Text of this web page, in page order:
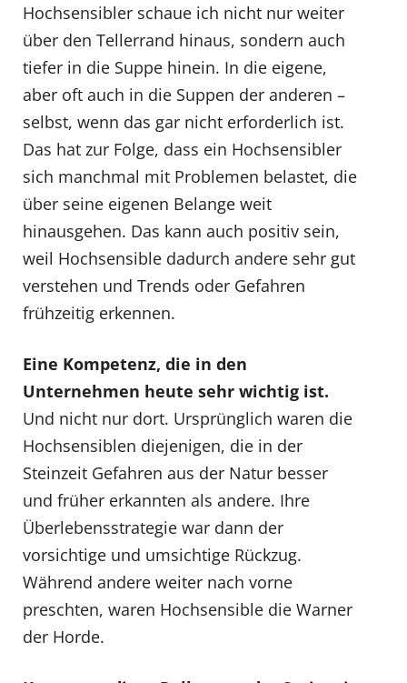
Hochsensibler schaue ich nicht nur weiter
über den Tellerrand hinaus, sondern auch
tiefer in die Suppe hinein. In die eigene,
aber oft auch in die Suppen der anderen –
selbst, wenn das gar nicht erforderlich ist.
Das hat zur Folge, dass ein Hochsensibler
sich manchmal mit Problemen belastet, die
über seine eigenen Belange weit
hinausgehen. Das kann auch positiv sein,
weil Hochsensible dadurch andere sehr gut
verstehen und Trends oder Gefahren
frühzeitig erkennen.
Eine Kompetenz, die in den
Unternehmen heute sehr wichtig ist.
Und nicht nur dort. Ursprünglich waren die
Hochsensiblen diejenigen, die in der
Steinzeit Gefahren aus der Natur besser
und früher erkannten als andere. Ihre
Überlebensstrategie war dann der
vorsichtige und umsichtige Rückzug.
Während andere weiter nach vorne
preschten, waren Hochsensible die Warner
der Horde.